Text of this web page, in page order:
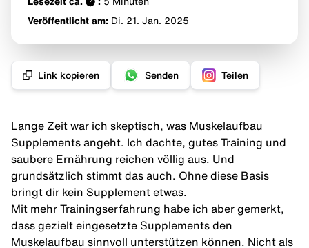
Veröffentlicht am: Di. 21. Jan. 2025
Link kopieren Senden Teilen
Lange Zeit war ich skeptisch, was Muskelaufbau
Supplements angeht. Ich dachte, gutes Training und
saubere Ernährung reichen völlig aus. Und
grundsätzlich stimmt das auch. Ohne diese Basis
bringt dir kein Supplement etwas.
Mit mehr Trainingserfahrung habe ich aber gemerkt,
dass gezielt eingesetzte Supplements den
Muskelaufbau sinnvoll unterstützen können. Nicht als